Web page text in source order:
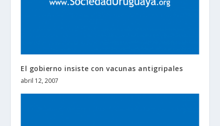
El gobierno insiste con vacunas antigripales
abril 12, 2007